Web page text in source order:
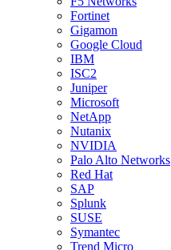
Fortinet
Gigamon
Google Cloud
IBM
ISC2
Juniper
Microsoft
NetApp
Nutanix
NVIDIA
Palo Alto Networks
Red Hat
SAP
Splunk
SUSE
Symantec
Trend Micro